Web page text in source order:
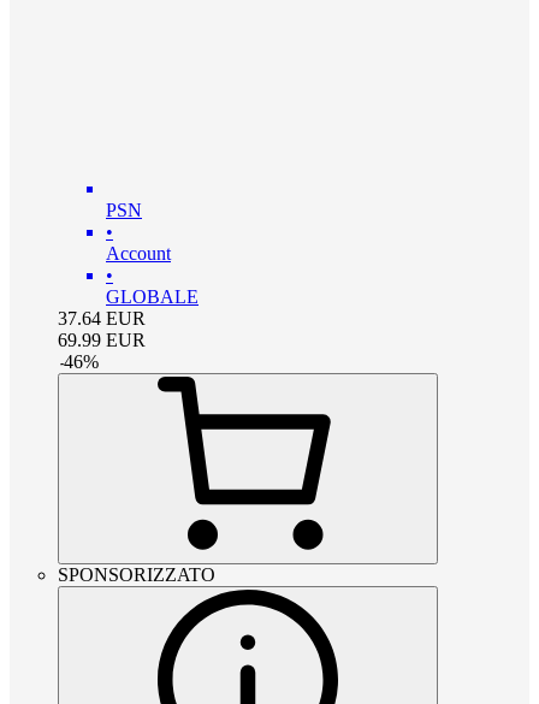
PSN
•
Account
•
GLOBALE
37.64 EUR
69.99 EUR
-46%
SPONSORIZZATO